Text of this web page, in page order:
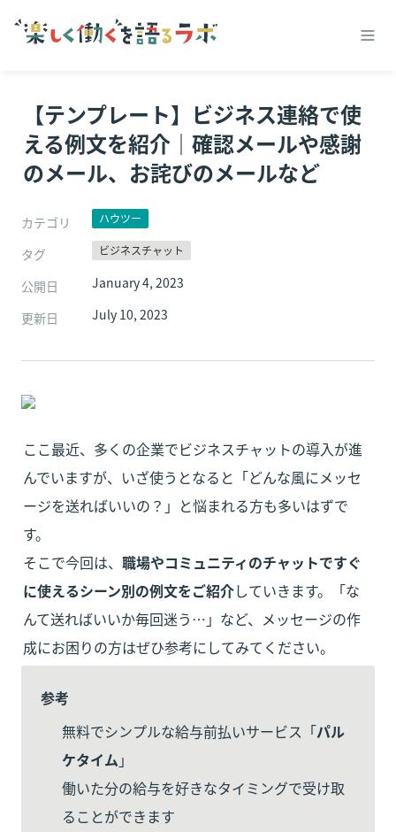
【テンプレート】ビジネス連絡で使
える例文を紹介｜確認メールや感謝
のメール、お詫びのメールなど
カテゴリ ハウツー
タグ ビジネスチャット
公開日
January 4, 2023
更新日
July 10, 2023
ここ最近、多くの企業でビジネスチャットの導入が進
んでいますが、いざ使うとなると「どんな風にメッセ
ージを送ればいいの？」と悩まれる方も多いはずで
す。
そこで今回は、 職場やコミュニティのチャットですぐ
に使えるシーン別の例文をご紹介していきます。「な
んて送ればいいか毎回迷う…」など、メッセージの作
成にお困りの方はぜひ参考にしてみてください。
参考
無料でシンプルな給与前払いサービス「パル
ケタイム 」
働いた分の給与を好きなタイミングで受け取
ることができます